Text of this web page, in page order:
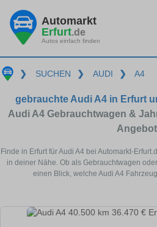
Automarkt
Erfurt.de
Autos einfach finden
❯ SUCHEN ❯ AUDI ❯ A4
gebrauchte Audi A4 in Erfurt
Audi A4 Gebrauchtwagen &
Angebot
Finde in Erfurt für Audi A4 bei Automarkt-
in deiner Nähe. Ob als Gebrauchtwagen
einen Blick, welche Audi A4